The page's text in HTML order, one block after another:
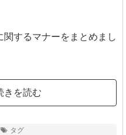
するマナーをまとめまし
きを読む
タグ